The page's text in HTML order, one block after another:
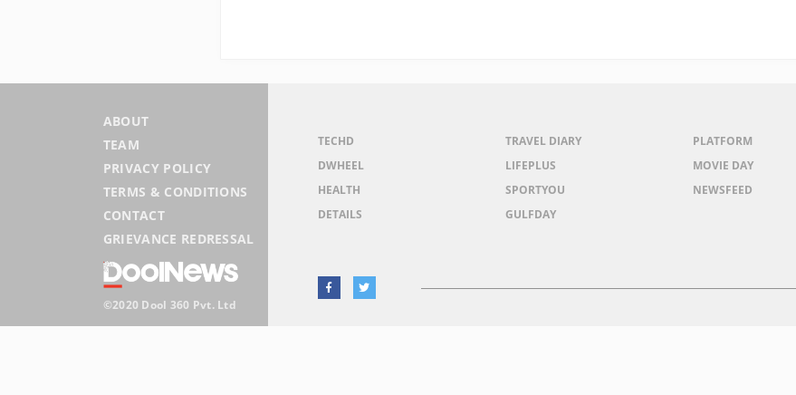
ABOUT
TEAM
PRIVACY POLICY
TERMS & CONDITIONS
CONTACT
GRIEVANCE REDRESSAL
©2020 Dool 360 Pvt. Ltd
TECHD
DWHEEL
HEALTH
DETAILS
TRAVEL DIARY
LIFEPLUS
SPORTYOU
GULFDAY
PLATFORM
MOVIE DAY
NEWSFEED